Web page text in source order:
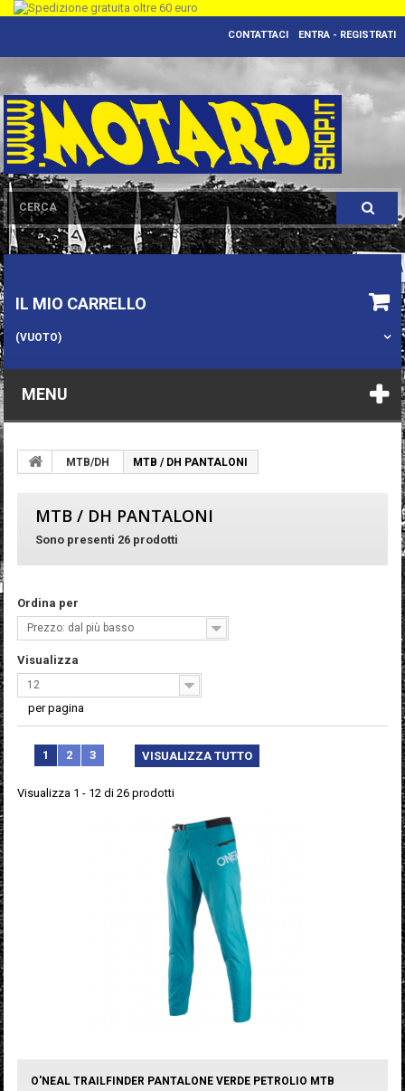
ENTRA - REGISTRATI
CONTATTACI
IL MIO CARRELLO
(VUOTO)
MENU
MTB/DH MTB / DH PANTALONI
MTB / DH PANTALONI
Sono presenti 26 prodotti
Ordina per
Prezzo: dal più basso
Visualizza
12
per pagina
VISUALIZZA TUTTO
1 2 3
Visualizza 1 - 12 di 26 prodotti
O'NEAL TRAILFINDER PANTALONE VERDE PETROLIO MTB